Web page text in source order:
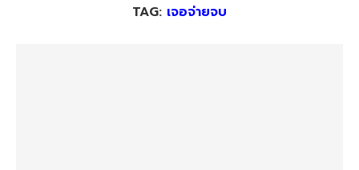
TAG: เจอจ่ายจบ